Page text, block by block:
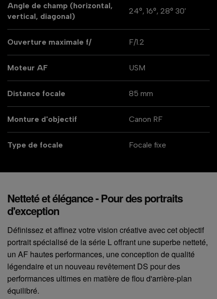
Angle de champ (horizontal,
vertical, diagonal)
24°, 16°, 28° 30'
Ouverture maximale f/ F/1.2
Moteur AF USM
Distance focale 85 mm
Monture d'objectif Canon RF
Type de focale Focale fixe
Netteté et élégance - Pour des portraits
d'exception
Définissez et affinez votre vision créative avec cet objectif
portrait spécialisé de la série L offrant une superbe netteté,
un AF hautes performances, une conception de qualité
légendaire et un nouveau revêtement DS pour des
performances ultimes en matière de flou d'arrière-plan
équilibré.